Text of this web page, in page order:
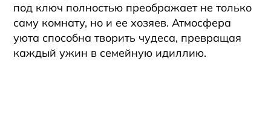
под ключ полностью преображает не только
саму комнату, но и ее хозяев. Атмосфера
уюта способна творить чудеса, превращая
каждый ужин в семейную идиллию.